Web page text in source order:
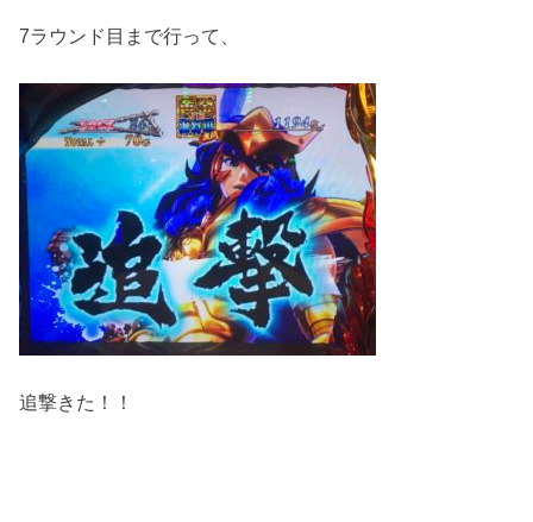
7ラウンド目まで行って、
追撃きた！！